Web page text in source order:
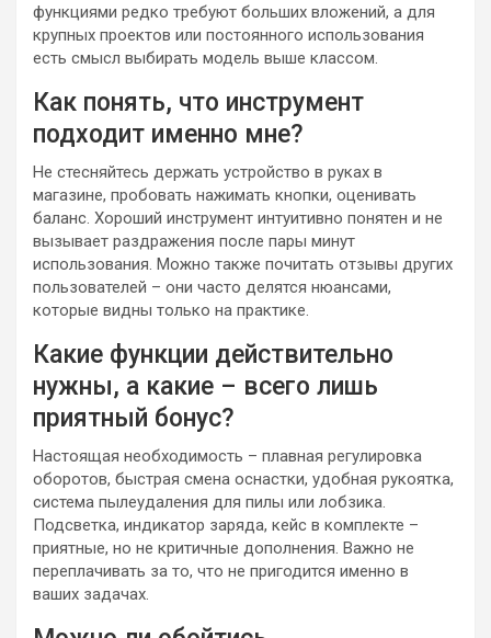
функциями редко требуют больших вложений, а для
крупных проектов или постоянного использования
есть смысл выбирать модель выше классом.
Как понять, что инструмент
подходит именно мне?
Не стесняйтесь держать устройство в руках в
магазине, пробовать нажимать кнопки, оценивать
баланс. Хороший инструмент интуитивно понятен и не
вызывает раздражения после пары минут
использования. Можно также почитать отзывы других
пользователей – они часто делятся нюансами,
которые видны только на практике.
Какие функции действительно
нужны, а какие – всего лишь
приятный бонус?
Настоящая необходимость – плавная регулировка
оборотов, быстрая смена оснастки, удобная рукоятка,
система пылеудаления для пилы или лобзика.
Подсветка, индикатор заряда, кейс в комплекте –
приятные, но не критичные дополнения. Важно не
переплачивать за то, что не пригодится именно в
ваших задачах.